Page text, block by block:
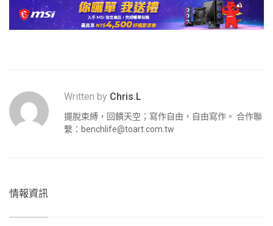
Written by Chris.L
擺脫束縛，回饋天空；寫作自由，自由寫作。 合作聯
繫： benchlife@toart.com.tw
情報資訊